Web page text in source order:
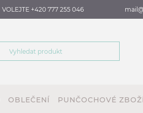
VOLEJTE +420 777 255 046
OBLEČENÍ PUNČOCHOVÉ